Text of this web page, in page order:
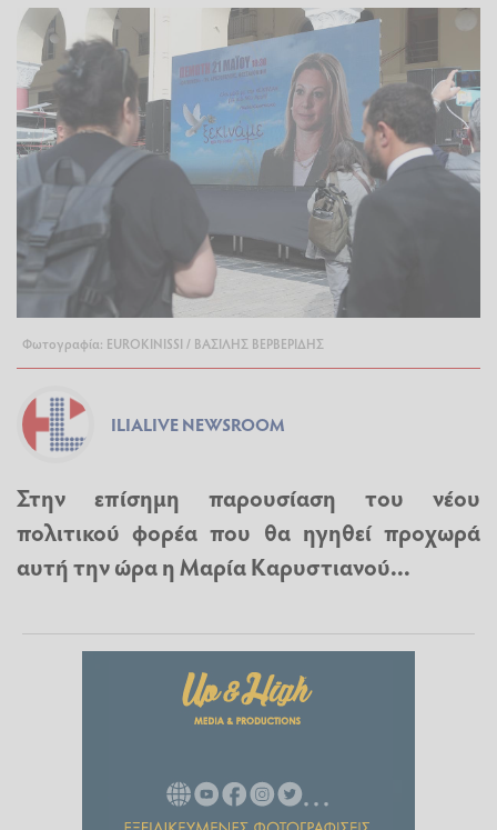
Φωτογραφία: EUROKINISSI / ΒΑΣΙΛΗΣ ΒΕΡΒΕΡΙΔΗΣ
ILIALIVE NEWSROOM
Στην επίσημη παρουσίαση του νέου
πολιτικού φορέα που θα ηγηθεί προχωρά
αυτή την ώρα η Μαρία Καρυστιανού...